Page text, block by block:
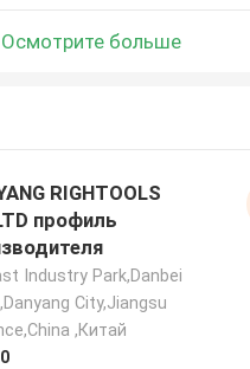
Осмотрите больше
RIGHTOOLS
профиль
Industry Park,Danbei
City,Jiangsu
,Китай